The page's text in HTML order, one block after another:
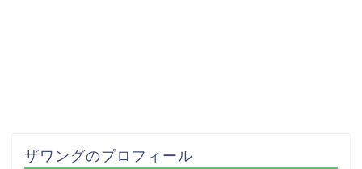
ザワングのプロフィール